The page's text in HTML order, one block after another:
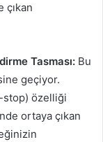
çıkan
Tasması: Bu
geçiyor.
stop) özelliği
ortaya çıkan